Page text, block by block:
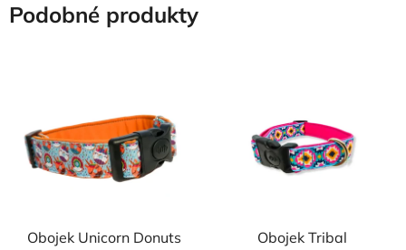
Podobné produkty
Obojek Unicorn Donuts Obojek Tribal